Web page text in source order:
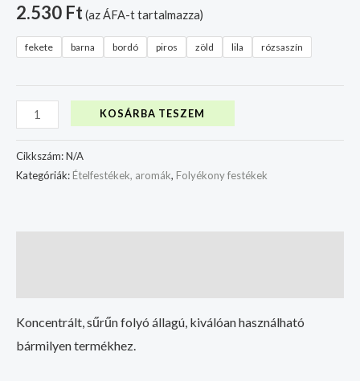
2.530 Ft(az ÁFA-t tartalmazza)
fekete barna bordó piros zöld lila rózsaszín
KOSÁRBA TESZEM
Cikkszám:N/A
Kategóriák: Ételfestékek, aromák, Folyékony festékek
Koncentrált, sűrűn folyó állagú, kiválóan használható
bármilyen termékhez.